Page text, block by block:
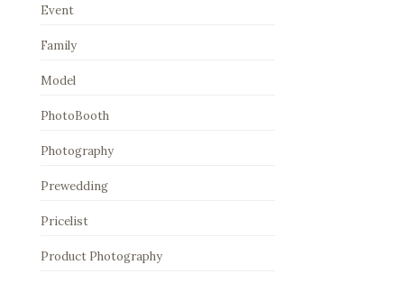
Event
Family
Model
PhotoBooth
Photography
Prewedding
Pricelist
Product Photography